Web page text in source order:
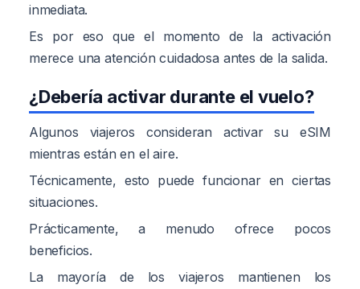
inmediata.
Es por eso que el momento de la activación
merece una atención cuidadosa antes de la salida.
¿Debería activar durante el vuelo?
Algunos viajeros consideran activar su eSIM
mientras están en el aire.
Técnicamente, esto puede funcionar en ciertas
situaciones.
Prácticamente, a menudo ofrece pocos
beneficios.
La mayoría de los viajeros mantienen los